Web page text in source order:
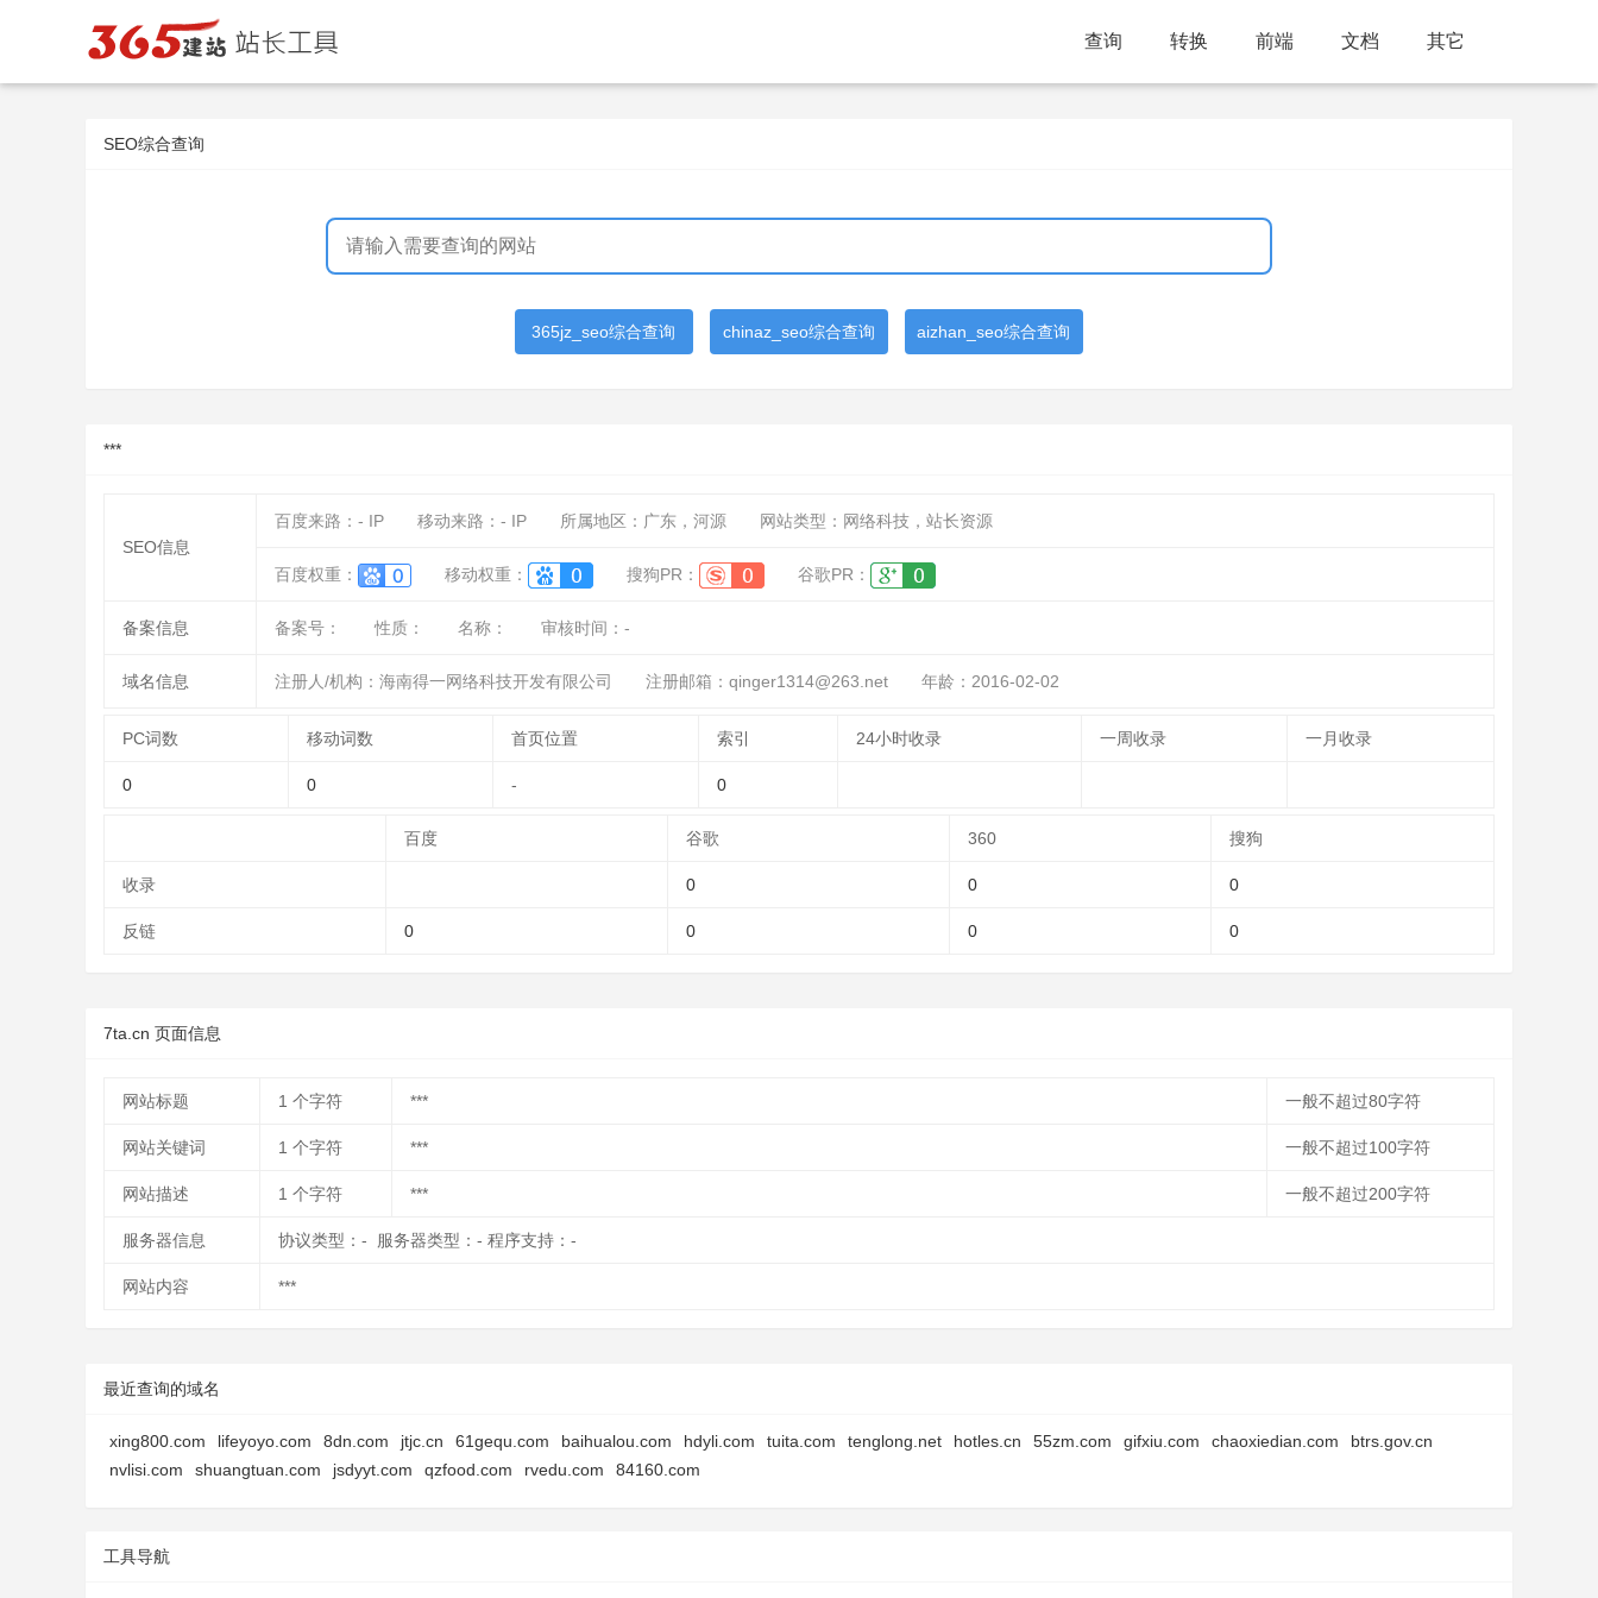
查询 转换 前端 文档 其它
SEO综合查询
365jz_seo综合查询 chinaz_seo综合查询 aizhan_seo综合查询
***
SEO信息
百度来路： - IP 移动来路： - IP 所属地区：广东，河源 网站类型：网络科技，站长资源
百度权重： 移动权重： 搜狗PR： 谷歌PR：
备案信息 备案号： 性质： 名称： 审核时间： -
域名信息 注册人/机构：海南得一网络科技开发有限公司 注册邮箱：qinger1314@263.net 年龄：2016-02-02
PC词数 移动词数 首页位置 索引 24小时收录 一周收录 一月收录
0 0 - 0
百度 谷歌 360 搜狗
收录 0 0 0
反链 0 0 0 0
7ta.cn 页面信息
网站标题 1 个字符 *** 一般不超过80字符
网站关键词 1 个字符 *** 一般不超过100字符
网站描述 1 个字符 *** 一般不超过200字符
服务器信息 协议类型：- 服务器类型：- 程序支持：-
网站内容 ***
最近查询的域名
xing800.com lifeyoyo.com 8dn.com jtjc.cn 61gequ.com baihualou.com hdyli.com tuita.com tenglong.net hotles.cn 55zm.com gifxiu.com chaoxiedian.com
btrs.gov.cn
nvlisi.com
shuangtuan.com jsdyyt.com qzfood.com rvedu.com 84160.com
工具导航